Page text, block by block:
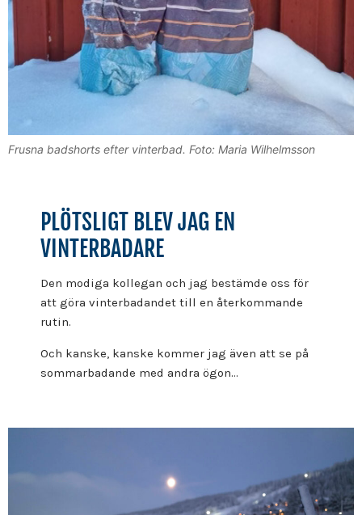
Frusna badshorts efter vinterbad. Foto: Maria Wilhelmsson
PLÖTSLIGT BLEV JAG EN
VINTERBADARE
Den modiga kollegan och jag bestämde oss för
att göra vinterbadandet till en återkommande
rutin.
Och kanske, kanske kommer jag även att se på
sommarbadande med andra ögon…